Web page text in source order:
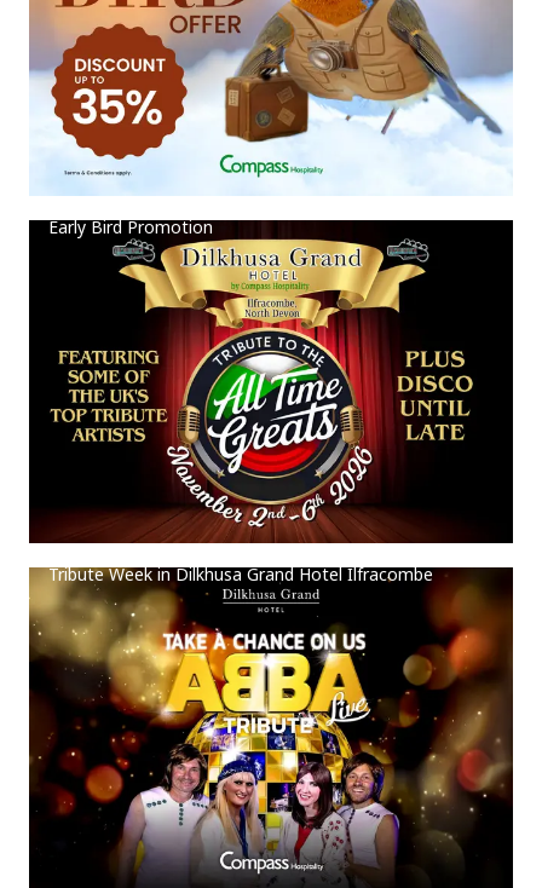
Early Bird Promotion
Tribute Week in Dilkhusa Grand Hotel Ilfracombe